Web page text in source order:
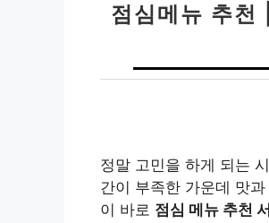
점심메뉴 추
정말 고민을 하게 되는
간이 부족한 가운데 맛
이 바로 점심 메뉴 추천